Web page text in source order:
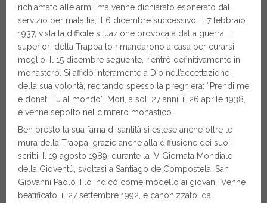
richiamato alle armi, ma venne dichiarato esonerato dal
servizio per malattia, il 6 dicembre successivo. Il 7 febbraio
1937, vista la difficile situazione provocata dalla guerra, i
superiori della Trappa lo rimandarono a casa per curarsi
meglio. Il 15 dicembre seguente, rientrò definitivamente in
monastero. Si affidò interamente a Dio nell’accettazione
della sua volontà, recitando spesso la preghiera: “Prendi me
e donati Tu al mondo”. Morì, a soli 27 anni, il 26 aprile 1938,
e venne sepolto nel cimitero monastico.
Ben presto la sua fama di santità si estese anche oltre le
mura della Trappa, grazie anche alla diffusione dei suoi
scritti. Il 19 agosto 1989, durante la IV Giornata Mondiale
della Gioventù, svoltasi a Santiago de Compostela, San
Giovanni Paolo II lo indicò come modello ai giovani. Venne
beatificato, il 27 settembre 1992, e canonizzato, da